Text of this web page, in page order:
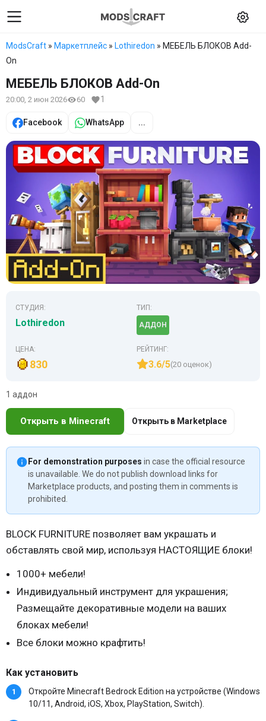
ModsCraft » Маркетплейс » Lothiredon » МЕБЕЛЬ БЛОКОВ Add-
On
МЕБЕЛЬ БЛОКОВ Add-On
20:00, 2 июн 2026 60 1
Facebook WhatsApp ...
СТУДИЯ:
Lothiredon
ТИП:
АДДОН
ЦЕНА:
830
РЕЙТИНГ:
3.6/5(20 оценок)
1 аддон
Открыть в Minecraft Открыть в Marketplace
For demonstration purposes in case the official resource
is unavailable. We do not publish download links for
Marketplace products, and posting them in comments is
prohibited.
BLOCK FURNITURE позволяет вам украшать и
обставлять свой мир, используя НАСТОЯЩИЕ блоки!
1000+ мебели!
Индивидуальный инструмент для украшения;
Размещайте декоративные модели на ваших
блоках мебели!
Все блоки можно крафтить!
Как установить
Откройте Minecraft Bedrock Edition на устройстве (Windows
10/11, Android, iOS, Xbox, PlayStation, Switch).